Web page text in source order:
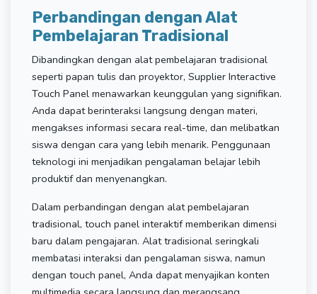
Perbandingan dengan Alat
Pembelajaran Tradisional
Dibandingkan dengan alat pembelajaran tradisional
seperti papan tulis dan proyektor, Supplier Interactive
Touch Panel menawarkan keunggulan yang signifikan.
Anda dapat berinteraksi langsung dengan materi,
mengakses informasi secara real-time, dan melibatkan
siswa dengan cara yang lebih menarik. Penggunaan
teknologi ini menjadikan pengalaman belajar lebih
produktif dan menyenangkan.
Dalam perbandingan dengan alat pembelajaran
tradisional, touch panel interaktif memberikan dimensi
baru dalam pengajaran. Alat tradisional seringkali
membatasi interaksi dan pengalaman siswa, namun
dengan touch panel, Anda dapat menyajikan konten